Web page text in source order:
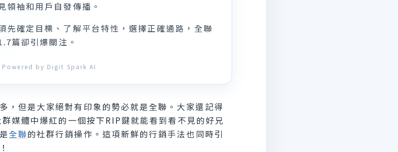
領袖和用戶自發傳播。
先確定目標、了解平台特性，選擇正確通路，全聯
篇卻引爆關注。
Powered by Digit Spark AI
，但是大家絕對有印象的勢必就是全聯。大家還記得
媒體中爆紅的一個按下RIP鍵就能看到看不見的好兄
全聯的社群行銷操作。這項新鮮的行銷手法也同時引